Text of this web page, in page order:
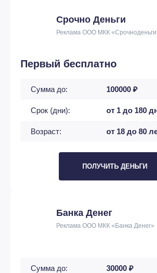
Срочно Деньги
Реклама ООО МКК
Первый бесплатно
Сумма до: 100000 ₽
Срок (дни): от 1 до 180
Возраст: от 18 до 80
ПОЛУЧИТЬ ДЕНЬГИ
Банка Денег
Реклама ООО МКК «Банка Денег»
Сумма до: 30000 ₽